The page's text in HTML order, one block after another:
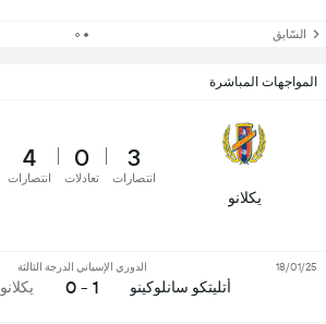
السّابق
المواجهات المباشرة
يكلانو
3
انتصارات
0
تعادلات
4
انتصارات
أتليتكو سانلوكينو
الدوري الإسباني الدرجة الثالثة
1 - 0 يكلانو
18/01/25